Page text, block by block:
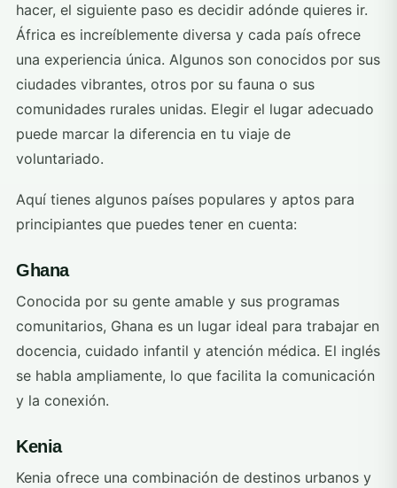
hacer, el siguiente paso es decidir adónde quieres ir.
África es increíblemente diversa y cada país ofrece
una experiencia única. Algunos son conocidos por sus
ciudades vibrantes, otros por su fauna o sus
comunidades rurales unidas. Elegir el lugar adecuado
puede marcar la diferencia en tu viaje de
voluntariado.
Aquí tienes algunos países populares y aptos para
principiantes que puedes tener en cuenta:
Ghana
Conocida por su gente amable y sus programas
comunitarios, Ghana es un lugar ideal para trabajar en
docencia, cuidado infantil y atención médica. El inglés
se habla ampliamente, lo que facilita la comunicación
y la conexión.
Kenia
Kenia ofrece una combinación de destinos urbanos y